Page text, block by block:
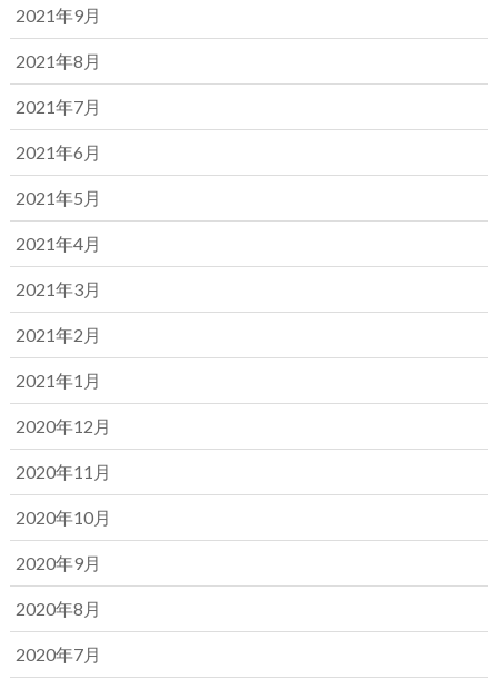
2021年9月
2021年8月
2021年7月
2021年6月
2021年5月
2021年4月
2021年3月
2021年2月
2021年1月
2020年12月
2020年11月
2020年10月
2020年9月
2020年8月
2020年7月